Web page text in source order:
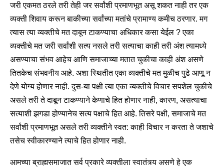
जरी एकमत ठरले तरी तेही जर सर्वांशी प्रमाणभूत असू शकत नाही तर एक
व्यक्ती शिवाय करून बाकीच्या सर्वांच्या मतांचे प्रामाण्य कमीच ठरणार. मग
त्यास त्या व्यक्तीचे मत दाबून टाकण्याचा अधिकार कसा येईल ? एका
व्यक्तीचे मत जरी सर्वांशी सत्य नसले तरी सत्याचा काही तरी अंश त्यामध्ये
असण्याचा संभव आहेच आणि समाजाच्या मतात चुकीचा काही अंश असणे
तितकेच संभवनीय आहे. अशा स्थितीत एका व्यक्तीचे मत मुळीच पुढे आणू न
देणे योग्य होणार नाही. दुस-या पक्षी त्या एका व्यक्तीचे विचार सपशेल चुकीचे
असले तरी ते दाबून टाकण्याने केणाचे हित होणार नाही, कारण, असत्याचा
सत्याशी झगडा होण्यानेच सत्य पक्षाचे हित आहे. तिसरे पक्षी, समाजाचे मत
सर्वांशी प्रमाणभूत असले तरी व्यक्तीने स्वत: काही विचार न करता ते जशाचे
तसेच स्वीकारण्याने त्याचे हित होणार नाही.
आमच्या ब्राह्मसमाजात सर्व प्रकारे व्यक्तीला स्वातंत्र्य असणे हे एक